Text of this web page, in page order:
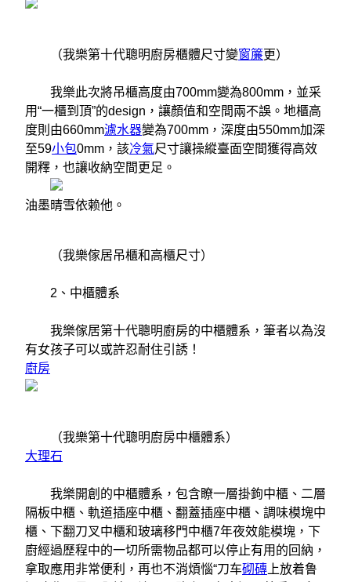
（我樂第十代聰明廚房櫃體尺寸變窗簾更）
我樂此次將吊櫃高度由700mm變為800mm，並采
用“一櫃到頂”的design，讓顏值和空間兩不誤。地櫃高
度則由660mm濾水器變為700mm，深度由550mm加深
至59小包0mm，該冷氣尺寸讓操縱臺面空間獲得高效
開釋，也讓收納空間更足。
油墨晴雪依赖他。
（我樂傢居吊櫃和高櫃尺寸）
2、中櫃體系
我樂傢居第十代聰明廚房的中櫃體系，筆者以為沒
有女孩子可以或許忍耐住引誘！
廚房
（我樂第十代聰明廚房中櫃體系）
大理石
我樂開創的中櫃體系，包含瞭一層掛鉤中櫃、二層
隔板中櫃、軌道插座中櫃、翻蓋插座中櫃、調味模塊中
櫃、下翻刀叉中櫃和玻璃移門中櫃7年夜效能模塊，下
廚經過歷程中的一切所需物品都可以停止有用的回納，
拿取應用非常便利，再也不消煩惱“刀车砌磚 上放着鲁